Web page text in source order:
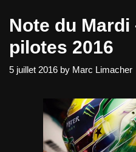
Note du
pilotes 2016
5 juillet 2016 by Marc Limacher